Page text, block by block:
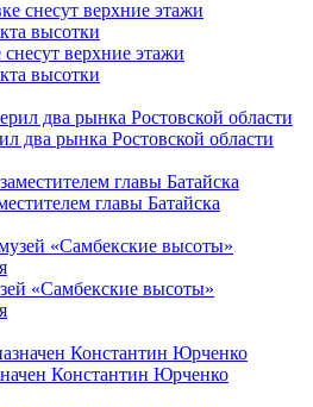
верхние этажи
высотки
два рынка Ростовской области
главы Батайска
«Самбекские высоты»
Константин Юрченко